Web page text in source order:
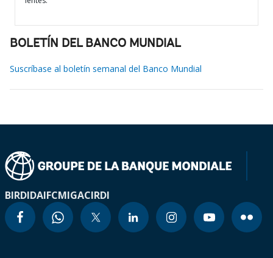
BOLETÍN DEL BANCO MUNDIAL
Suscríbase al boletín semanal del Banco Mundial
BIRDIDAIFCMIGACIRDI